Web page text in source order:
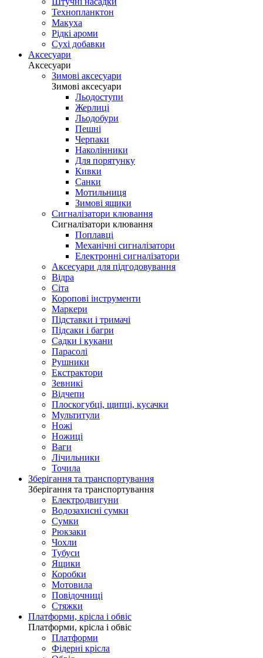
Технопланктон
Макуха
Рідкі ароми
Сухі добавки
Аксесуари
Аксесуари
Зимові аксесуари
Зимові аксесуари
Льодоступи
Жерлиці
Льодобури
Пешні
Черпаки
Наколінники
Для порятунку
Кивки
Санки
Мотильниця
Зимові ящики
Сигналізатори клювання
Сигналізатори клювання
Поплавці
Механічні сигналізатори
Електронні сигналізатори
Аксесуари для підгодовування
Відра
Сіта
Коропові інструменти
Маркери
Підставки і тримачі
Підсаки і багри
Садки і кукани
Парасолі
Рушники
Екстрактори
Зевникі
Відчепи
Плоскогубці, щипці, кусачки
Мультитули
Ножі
Ножиці
Ваги
Лічильники
Точила
Зберігання та транспортування
Зберігання та транспортування
Електродвигуни
Водозахисні сумки
Сумки
Рюкзаки
Чохли
Тубуси
Ящики
Коробки
Мотовила
Повідочниці
Стяжки
Платформи, крісла і обвіс
Платформи, крісла і обвіс
Платформи
Фідерні крісла